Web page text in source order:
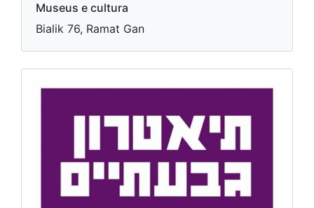
Museus e cultura
Bialik 76, Ramat Gan